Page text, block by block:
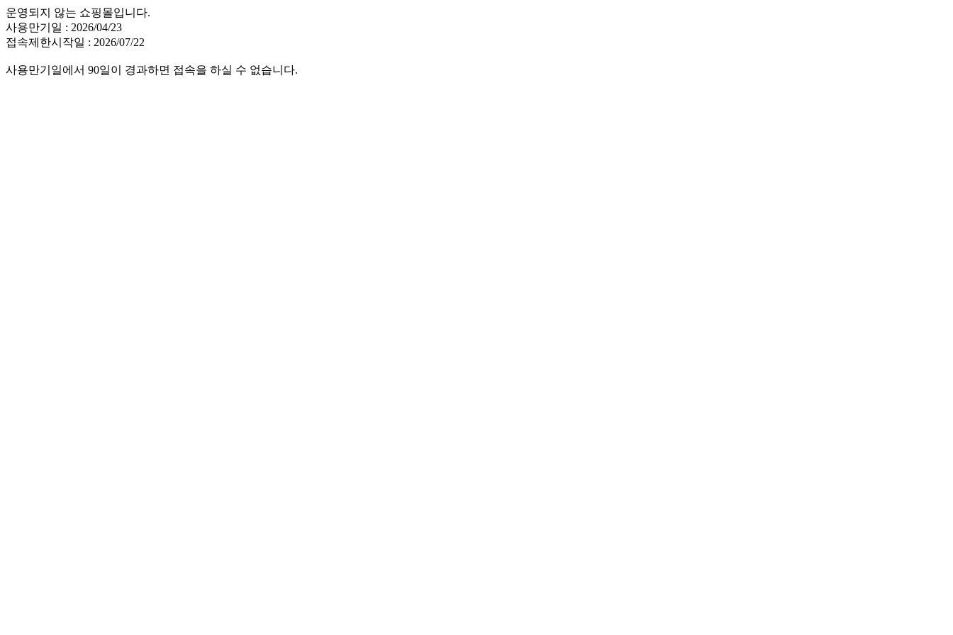
운영되지 않는 쇼핑몰입니다.
사용만기일 : 2026/04/23
접속제한시작일 : 2026/07/22
사용만기일에서 90일이 경과하면 접속을 하실 수 없습니다.